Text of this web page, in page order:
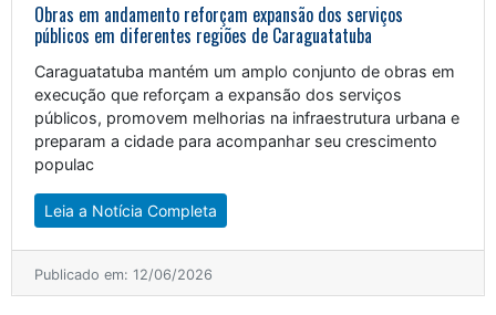
Obras em andamento reforçam expansão dos serviços
públicos em diferentes regiões de Caraguatatuba
Caraguatatuba mantém um amplo conjunto de obras em
execução que reforçam a expansão dos serviços
públicos, promovem melhorias na infraestrutura urbana e
preparam a cidade para acompanhar seu crescimento
populac
Leia a Notícia Completa
Publicado em: 12/06/2026